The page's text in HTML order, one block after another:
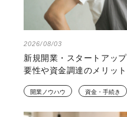
2026/08/03
新規開業・スタートアッ
要性や資金調達のメリッ
開業ノウハウ 資金・手続き